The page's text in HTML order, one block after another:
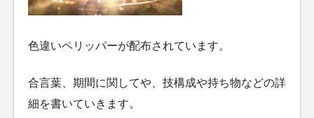
色違いペリッパーが配布されています。
合言葉、期間に関してや、技構成や持ち物などの詳
細を書いていきます。